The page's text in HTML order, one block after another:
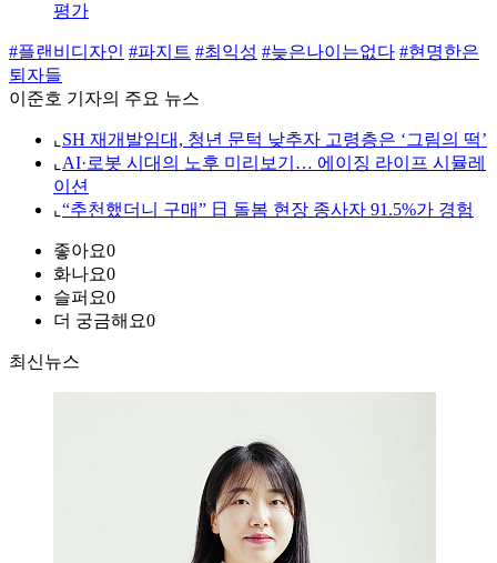
평가
#플랜비디자인 #파지트 #최익성 #늦은나이는없다 #현명한은
퇴자들
이준호 기자의 주요 뉴스
⌞ SH 재개발임대, 청년 문턱 낮추자 고령층은 ‘그림의 떡’
⌞ AI·로봇 시대의 노후 미리보기… 에이징 라이프 시뮬레
이션
⌞ “추천했더니 구매” 日 돌봄 현장 종사자 91.5%가 경험
좋아요0
화나요0
슬퍼요0
더 궁금해요0
최신뉴스